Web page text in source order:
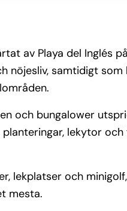
av Playa del Inglés
nöjesliv, samtidigt
och bungalower
lekytor
lekplatser och
mesta.